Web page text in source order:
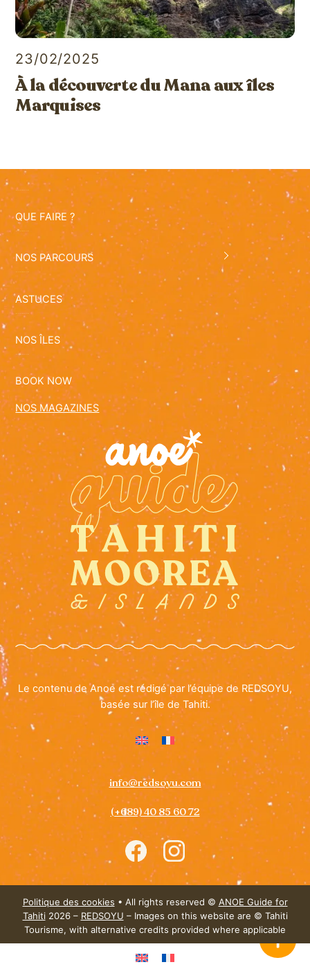
23/02/2025
À la découverte du Mana aux îles
Marquises
QUE FAIRE ?
NOS PARCOURS
ASTUCES
NOS ÎLES
BOOK NOW
NOS MAGAZINES
Le contenu de Anoe est rédigé par l’équipe de REDSOYU,
basée sur l’île de Tahiti.
info@redsoyu.com
(+689) 40 85 60 72
Icon
label
Icon
label
Politique des cookies • All rights reserved © ANOE Guide for
Tahiti2026 – REDSOYU – Images on this website are © Tahiti
Tourisme, with alternative credits provided where applicable